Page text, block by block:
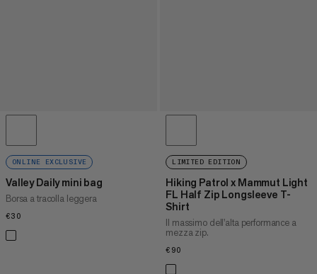
ONLINE EXCLUSIVE
Valley Daily mini bag
Borsa a tracolla leggera
€30
LIMITED EDITION
Hiking Patrol x Mammut Light
FL Half Zip Longsleeve T-
Shirt
Il massimo dell'alta performance a
mezza zip.
€90